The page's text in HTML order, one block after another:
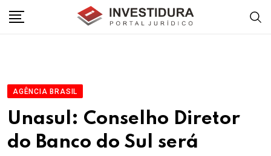
AGÊNCIA BRASIL
Unasul: Conselho Diretor
do Banco do Sul será